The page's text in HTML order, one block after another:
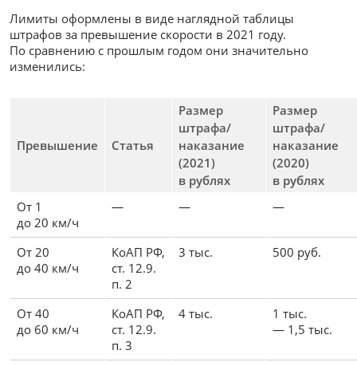
Лимиты оформлены в виде наглядной таблицы
штрафов за превышение скорости в 2021 году.
По сравнению с прошлым годом они значительно
изменились:
Превышение Статья
Размер
штрафа/
наказание
(2021)
в рублях
Размер
штрафа/
наказание
(2020)
в рублях
От 1
до 20 км/ч
— — —
От 20
до 40 км/ч
КоАП РФ,
ст. 12.9.
п. 2
3 тыс. 500 руб.
От 40
до 60 км/ч
КоАП РФ,
ст. 12.9.
п. 3
4 тыс.
1 тыс.
— 1,5 тыс.